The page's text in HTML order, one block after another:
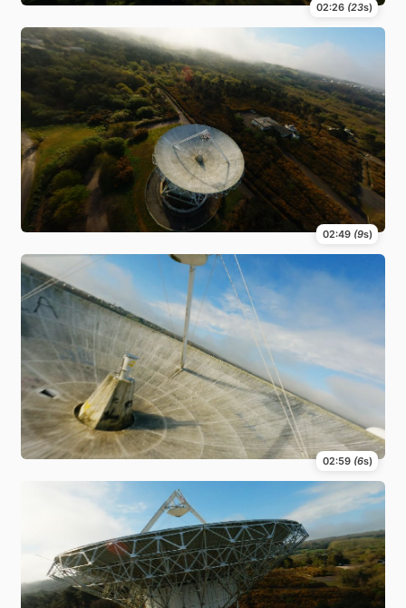
02:26 (23s)
02:49 (9s)
02:59 (6s)